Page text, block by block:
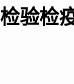
检验检